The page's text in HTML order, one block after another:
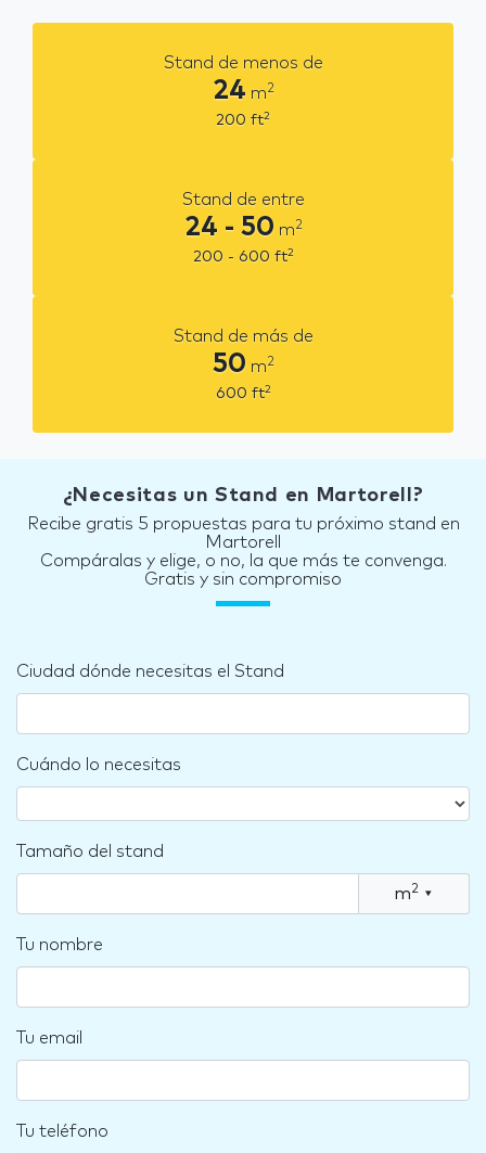
Stand de menos de
24 m2
200 ft2
Stand de entre
24 - 50 m2
200 - 600 ft2
Stand de más de
50 m2
600 ft2
¿Necesitas un Stand en Martorell?
Recibe gratis 5 propuestas para tu próximo stand en
Martorell
Compáralas y elige, o no, la que más te convenga.
Gratis y sin compromiso
Ciudad dónde necesitas el Stand
Cuándo lo necesitas
Tamaño del stand
m2 ▾
Tu nombre
Tu email
Tu teléfono